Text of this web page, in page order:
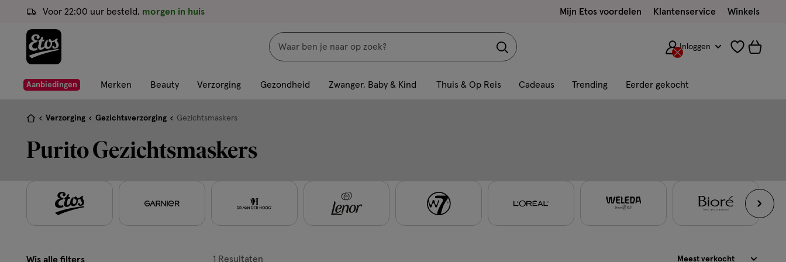
ga
de
hoofd
ga
de
ga
naar
footer
Voor 22:00 uur besteld, morgen in huis Mijn Etos voordelen Klantenservice Winkels
Zoeken
met
geavanceerde
zoekopties
Inloggen
Aanbiedingen Merken Beauty Verzorging Gezondheid Zwanger, Baby & Kind Thuis & Op Reis Cadeaus Trending Eerder gekocht
Je
hier:
Verzorging Gezichtsverzorging Gezichtsmaskers
Purito Gezichtsmaskers
Wis alle filters 1 Resultaten